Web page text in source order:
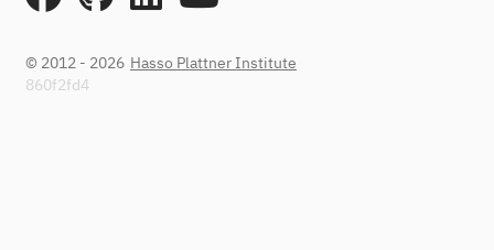
© 2012 - 2026 Hasso Plattner Institute
860f2fd4